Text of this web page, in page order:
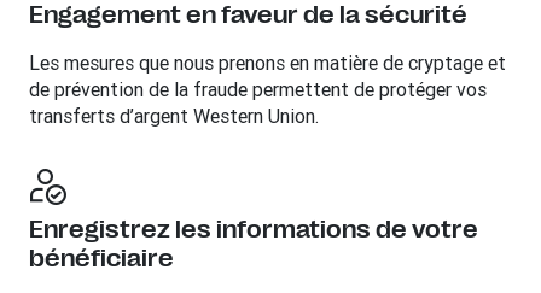
Engagement en faveur de la sécurité
Les mesures que nous prenons en matière de cryptage et
de prévention de la fraude permettent de protéger vos
transferts d’argent Western Union.
Enregistrez les informations de votre
bénéficiaire